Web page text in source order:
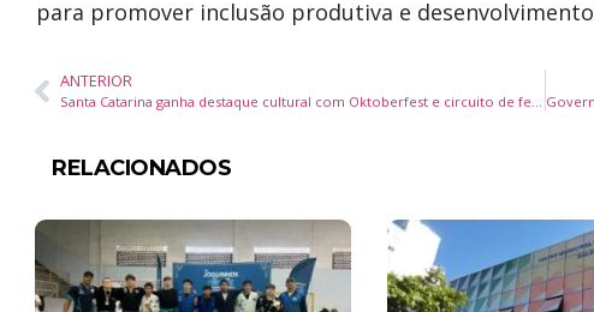
para promover inclusão produtiva e
ANTERIOR
Santa Catarina ganha destaque cultural com Oktoberfest e circuito de festas típicas
RELACIONADOS